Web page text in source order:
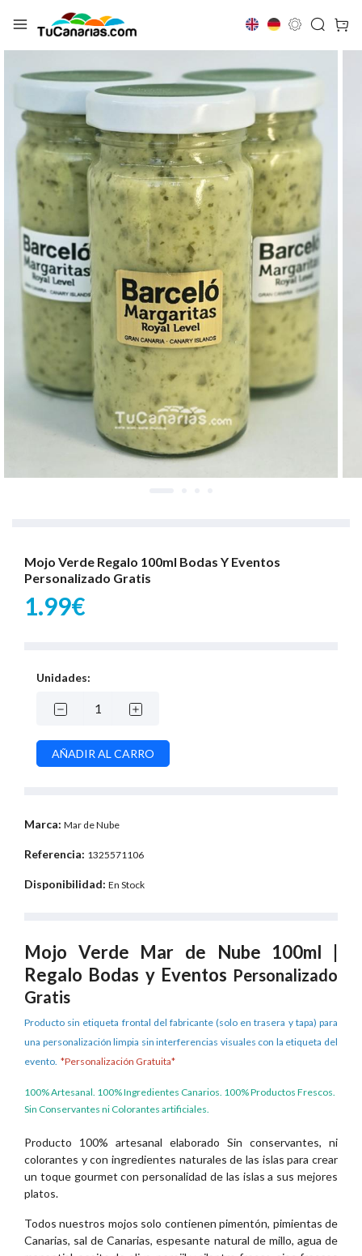
Mojo Verde Regalo 100ml Bodas Y Eventos
Personalizado Gratis
1.99€
Unidades:
Marca: Mar de Nube
Referencia: 1325571106
Disponibilidad: En Stock
Mojo Verde Mar de Nube 100ml |
Regalo Bodas y Eventos Personalizado
Gratis
Producto sin etiqueta frontal del fabricante (solo en trasera y tapa) para
una personalización limpia sin interferencias visuales con la etiqueta del
evento. *Personalización Gratuita*
100% Artesanal. 100% Ingredientes Canarios. 100% Productos Frescos.
Sin Conservantes ni Colorantes artificiales.
Producto 100% artesanal elaborado Sin conservantes, ni
colorantes y con ingredientes naturales de las islas para crear
un toque gourmet con personalidad de las islas a sus mejores
platos.
Todos nuestros mojos solo contienen pimentón, pimientas de
Canarias, sal de Canarias, espesante natural de millo, agua de